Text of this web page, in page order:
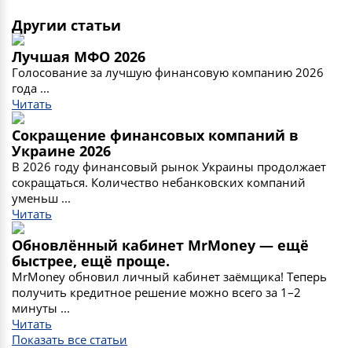
Другии статьи
Лучшая МФО 2026
Голосование за лучшую финансовую компанию 2026
года ...
Читать
Сокращение финансовых компаний в
Украине 2026
В 2026 году финансовый рынок Украины продолжает
сокращаться. Количество небанковских компаний
уменьш ...
Читать
Обновлённый кабинет MrMoney — ещё
быстрее, ещё проще.
MrMoney обновил личный кабинет заёмщика! Теперь
получить кредитное решение можно всего за 1–2
минуты ...
Читать
Показать все статьи